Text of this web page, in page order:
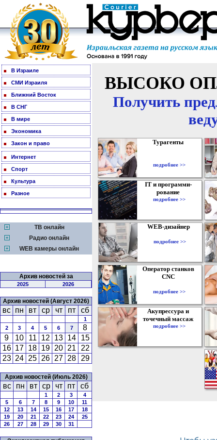
В Израиле
СМИ Израиля
Ближний Восток
В СНГ
В мире
Экономика
Закон и право
Интернет
Спорт
Культура
Разное
ТВ онлайн
Радио онлайн
WEB камеры онлайн
Архив новостей за
2025 2026
Архив новостей (Август 2026)
вс пн вт ср чт пт сб
1
2
3 4 5 6 7
8
9
10 11 12 13 14
15
16 17 18 19 20 21
22
23 24 25 26 27 28 29
Архив новостей (Июль 2026)
вс пн вт ср чт пт сб
1 2 3
4
5
6 7 8 9 10
11
12
13 14 15 16 17
18
19
20 21 22 23 24
25
26
27 28 29 30 31
ВЫСОКО
Получить
Турагенты
подробнее >>
IT и программи-
рование
подробнее >>
WEB-дизайнер
подробнее >>
Оператор станков
CNC
подробнее >>
Акупрессура и
точечный массаж
подробнее >>